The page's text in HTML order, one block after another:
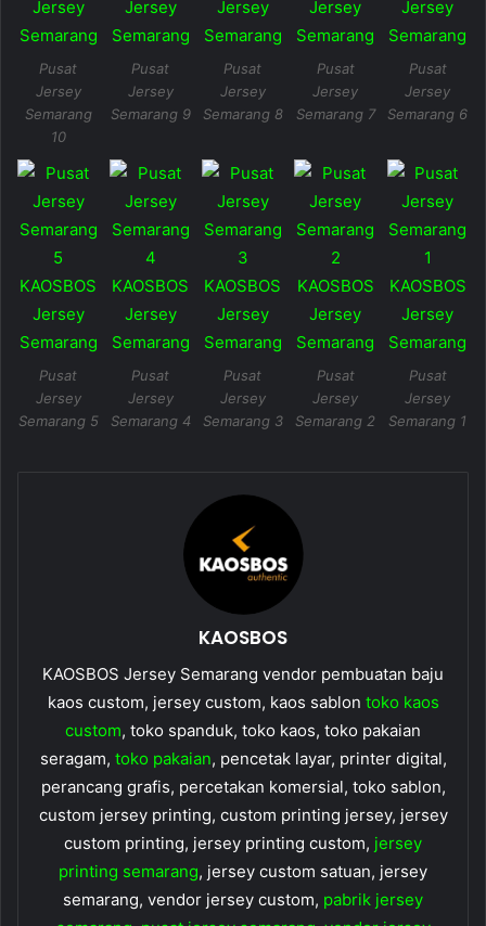
Pusat
Jersey
Semarang
10
Pusat
Jersey
Semarang 9
Pusat
Jersey
Semarang 8
Pusat
Jersey
Semarang 7
Pusat
Jersey
Semarang 6
Pusat
Jersey
Semarang 5
Pusat
Jersey
Semarang 4
Pusat
Jersey
Semarang 3
Pusat
Jersey
Semarang 2
Pusat
Jersey
Semarang 1
KAOSBOS
KAOSBOS Jersey Semarang vendor pembuatan baju
kaos custom, jersey custom, kaos sablon toko kaos
custom, toko spanduk, toko kaos, toko pakaian
seragam, toko pakaian, pencetak layar, printer digital,
perancang grafis, percetakan komersial, toko sablon,
custom jersey printing, custom printing jersey, jersey
custom printing, jersey printing custom, jersey
printing semarang, jersey custom satuan, jersey
semarang, vendor jersey custom, pabrik jersey